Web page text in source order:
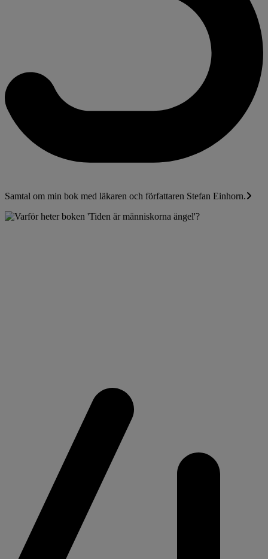
Samtal om min bok med läkaren och författaren Stefan Einhorn.